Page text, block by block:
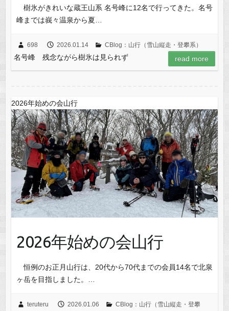
樹氷がきれいな蔵王山系 名号峰に12名で行ってきた。名号
峰までは峩々温泉から夏…
698 2026.01.14 CBlog：山行（雪山縦走・登攀系）
名号峰 残念ながら樹氷は見られず read more
2026年始めの会山行
2026年始めの会山行
恒例のお正月山行は、20代から70代までの会員14名で北泉
ヶ岳を目指しました。…
teruteru 2026.01.06
CBlog：山行（雪山縦走・登攀